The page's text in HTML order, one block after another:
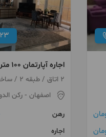
رکن الدوله شرقی
2 اتاق / طبقه 2 / ساخت 1397
اصفهان- رکن
رهن
اجاره